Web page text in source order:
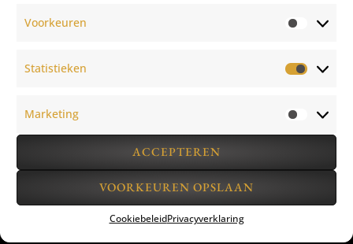
Voorkeuren
Statistieken
Marketing
ACCEPTEREN
VOORKEUREN OPSLAAN
CookiebeleidPrivacyverklaring
Hoe geef ik een
zwangerschaps
sculptuur cadeau?